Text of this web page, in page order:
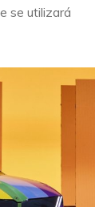
se utilizará